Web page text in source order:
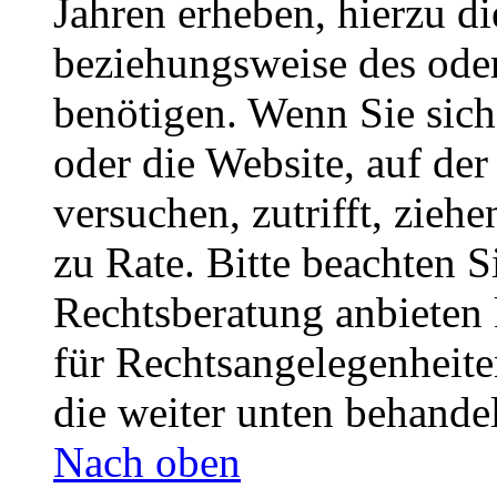
Jahren erheben, hierzu
beziehungsweise des
benötigen. Wenn Sie
oder die Website, auf
versuchen, zutrifft,
zu Rate. Bitte beachten
Rechtsberatung
für
die weiter unten
Nach oben